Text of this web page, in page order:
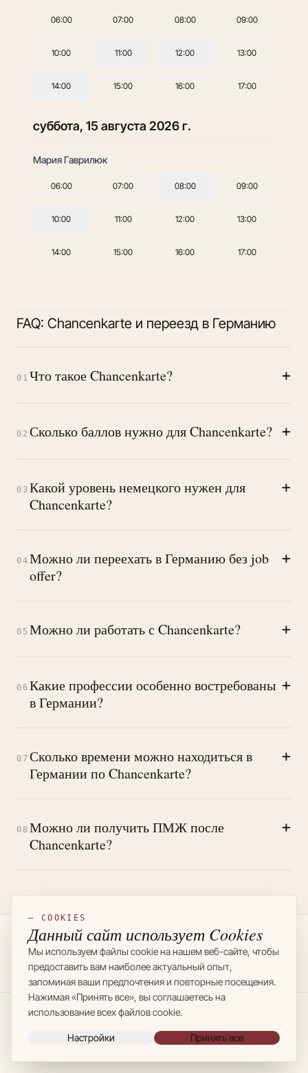
06:00 07:00 08:00 09:00
10:00 11:00 12:00 13:00
14:00 15:00 16:00 17:00
суббота, 15 августа 2026 г.
Мария Гаврилюк
06:00 07:00 08:00 09:00
10:00 11:00 12:00 13:00
14:00 15:00 16:00 17:00
FAQ: Chancenkarte и переезд в Германию
01 Что такое Chancenkarte? +
02 Сколько баллов нужно для Chancenkarte? +
03 Какой уровень немецкого нужен для
Chancenkarte?
+
04 Можно ли переехать в Германию без job
offer?
+
05 Можно ли работать с Chancenkarte? +
06 Какие профессии особенно востребованы
в Германии?
+
07 Сколько времени можно находиться в
Германии по Chancenkarte?
+
08 Можно ли получить ПМЖ после
Chancenkarte?
+
ВСЕ ЗАМЕТКИ
Sascha& Deutsch
— COOKIES
Данный сайт использует Cookies
Мы используем файлы cookie на нашем веб-сайте, чтобы
предоставить вам наиболее актуальный опыт,
запоминая ваши предпочтения и повторные посещения.
Нажимая «Принять все», вы соглашаетесь на
использование всех файлов cookie.
Настройки Принять все